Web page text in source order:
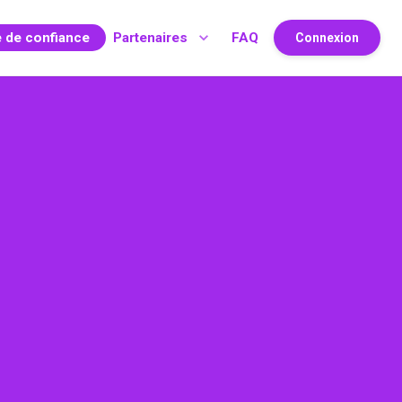
de confiance Partenaires FAQ Connexion